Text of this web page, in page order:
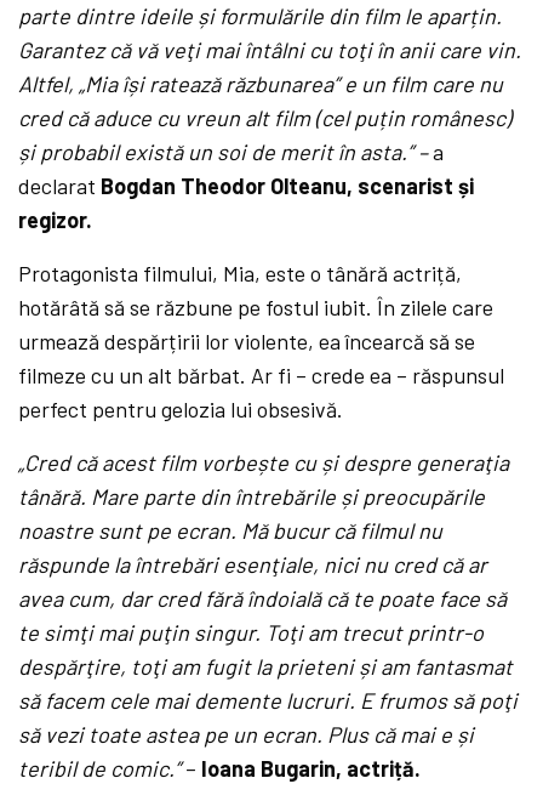
parte dintre ideile și formulările din film le aparțin.
Garantez că vă veţi mai întâlni cu toţi în anii care vin.
Altfel, „Mia își ratează răzbunarea” e un film care nu
cred că aduce cu vreun alt film (cel puțin românesc)
și probabil există un soi de merit în asta.” –a
declarat Bogdan Theodor Olteanu, scenarist și
regizor.
Protagonista filmului, Mia, este o tânără actriță,
hotărâtă să se răzbune pe fostul iubit. În zilele care
urmează despărțirii lor violente, ea încearcă să se
filmeze cu un alt bărbat. Ar fi – crede ea – răspunsul
perfect pentru gelozia lui obsesivă.
„Cred că acest film vorbește cu și despre generaţia
tânără. Mare parte din întrebările și preocupările
noastre sunt pe ecran. Mă bucur că filmul nu
răspunde la întrebări esenţiale, nici nu cred că ar
avea cum, dar cred fără îndoială că te poate face să
te simţi mai puţin singur. Toţi am trecut printr-o
despărţire, toţi am fugit la prieteni și am fantasmat
să facem cele mai demente lucruri. E frumos să poţi
să vezi toate astea pe un ecran. Plus că mai e și
teribil de comic.”– Ioana Bugarin, actriță.